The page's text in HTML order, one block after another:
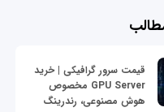
قیمت سرور گرافیکی | خرید
GPU Server مخصوص
هوش مصنوعی، رندرینگ